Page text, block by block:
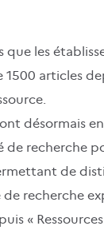
que les
articles
désormais
de recherche
de
de recherche
«